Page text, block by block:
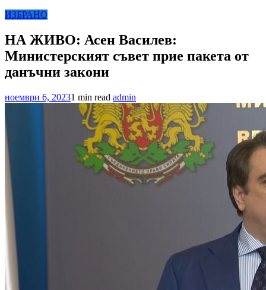
ИЗБРАНО
НА ЖИВО: Асен Василев:
Министерският съвет прие пакета от
данъчни закони
ноември 6, 20231 min read admin